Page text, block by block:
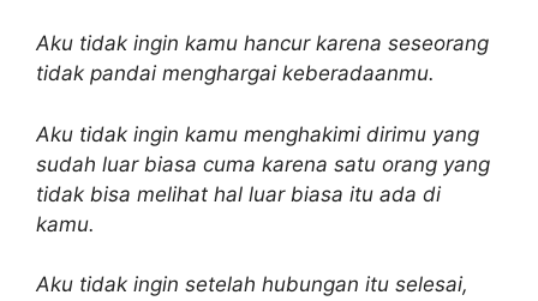
Aku tidak ingin kamu hancur karena seseorang
tidak pandai menghargai keberadaanmu.
Aku tidak ingin kamu menghakimi dirimu yang
sudah luar biasa cuma karena satu orang yang
tidak bisa melihat hal luar biasa itu ada di
kamu.
Aku tidak ingin setelah hubungan itu selesai,